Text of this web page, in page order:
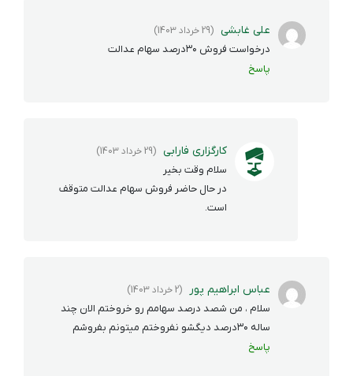
علی غابشی (29 خرداد 1403)
درخواست فروش ۳۰درصد سهام عدالت
پاسخ
کارگزاری فارابی (29 خرداد 1403)
سلام وقت بخیر
در حال حاضر فروش سهام عدالت متوقف
است.
عباس ابراهیم پور (2 خرداد 1403)
سلام ، من شصد درصد سهامم رو خروختم الان چند
ساله ۳۰درصد دیگشو نفروختم میتونم بفروشم
پاسخ